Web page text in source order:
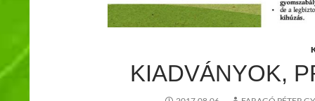
KIADVÁNYOK,